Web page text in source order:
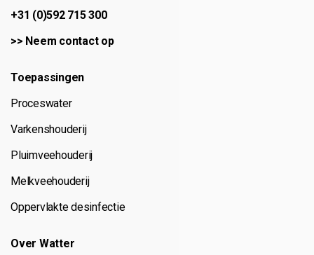
+31 (0)592 715 300
>> Neem contact op
Toepassingen
Proceswater
Varkenshouderij
Pluimveehouderij
Melkveehouderij
Oppervlakte desinfectie
Over Watter